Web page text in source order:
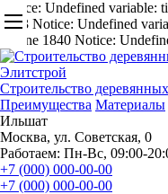
Notice: Undefined
1843 Notice: Undefined
on line 1840 Notice:
Элитстрой
Строительство
Преимущества Материалы
Ильшат
Москва, ул. Советская, 0
Работаем: Пн-Вс, 09:00-
+7 (000) 000-00-00
+7 (000) 000-00-00